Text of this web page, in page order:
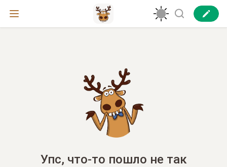
Упс, что-то пошло не так